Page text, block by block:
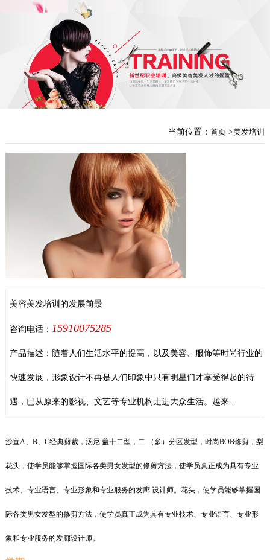
当前位置：首页 >美发培训
美容美发培训的发展前景
咨询电话： 15910075285
产品描述：随着人们生活水平的提高，以及美容、服饰等时尚行业的
快速发展，形象设计不再是人们印象中只有明星们才享受得起的待
遇，已从原来的影视、文艺等专业机构走进大众生活。越来...
沙宣A、B、C经典剪裁，汤尼.盖十二型，二 （多）分区发型，时尚BOB修剪，梨
花头，使学员能够掌握国际各类男女发型的修剪方法，使学员真正成为具有专业
技术、专业语言、专业形象和专业服务的发廊 设计师。花头，使学员能够掌握国
际各类男女发型的修剪方法，使学员真正成为具有专业技术、专业语言、专业形
象和专业服务的发廊设计师。